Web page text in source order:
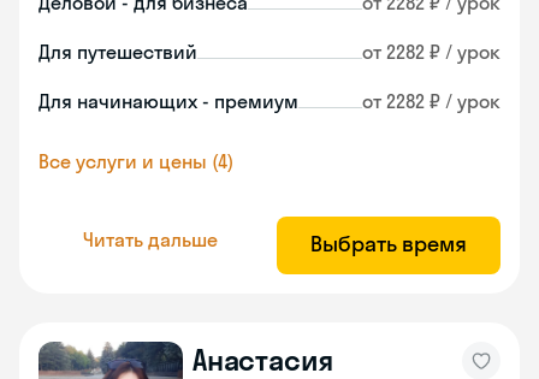
Для путешествий от 2282 ₽ / урок
Для начинающих - премиум от 2282 ₽ / урок
Все услуги и цены (4)
Читать дальше Выбрать время
Анастасия